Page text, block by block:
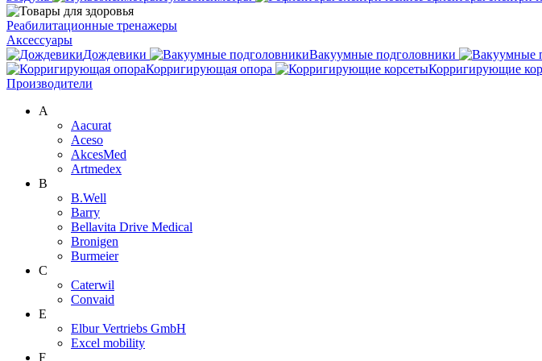
Реабилитационные тренажеры
Аксессуары
Дождевики
Вакуумные подголовники
Корригирующая опора
Корригирующие
Производители
A
Aacurat
Aceso
AkcesMed
Artmedex
B
B.Well
Barry
Bellavita Drive Medical
Bronigen
Burmeier
C
Caterwil
Convaid
E
Elbur Vertriebs GmbH
Excel mobility
F